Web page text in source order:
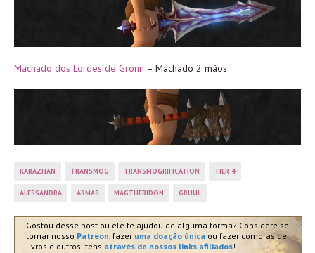
Machado dos Lordes de Gronn – Machado 2 mãos
KARAZHAN TRANSMOG TRANSMOGRIFICATION TIER 4
ALESSANDRA ARMAS MAGTHERIDON GRUUL
Gostou desse post ou ele te ajudou de alguma forma? Considere se
tornar nosso Patreon, fazer uma doação única ou fazer compras de
livros e outros itens através de nossos links afiliados!